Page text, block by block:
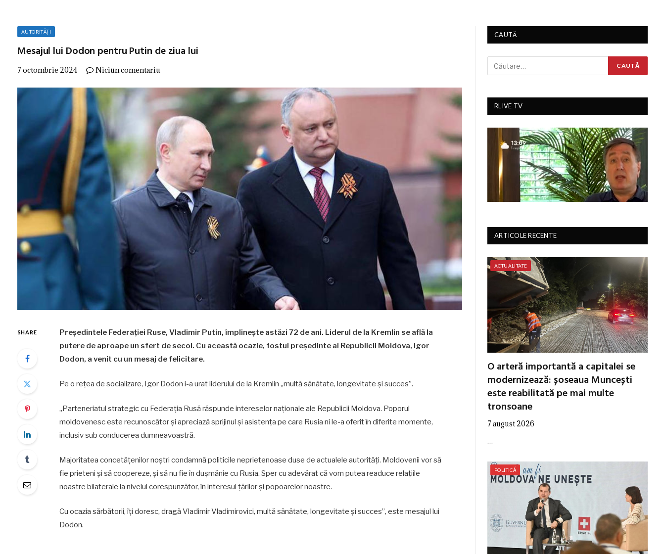
AUTORITĂȚI
Mesajul lui Dodon pentru Putin de ziua lui
7 octombrie 2024 Niciun comentariu
SHARE
Președintele Federației Ruse, Vladimir Putin, împlinește astăzi 72 de ani. Liderul de la Kremlin se află la
putere de aproape un sfert de secol. Cu această ocazie, fostul președinte al Republicii Moldova, Igor
Dodon, a venit cu un mesaj de felicitare.
Pe o rețea de socializare, Igor Dodon i-a urat liderului de la Kremlin „multă sănătate, longevitate și succes”.
„Parteneriatul strategic cu Federația Rusă răspunde intereselor naționale ale Republicii Moldova. Poporul
moldovenesc este recunoscător și apreciază sprijinul și asistența pe care Rusia ni le-a oferit în diferite momente,
inclusiv sub conducerea dumneavoastră.
Majoritatea concetățenilor noștri condamnă politicile neprietenoase duse de actualele autorități. Moldovenii vor să
fie prieteni și să coopereze, și să nu fie în dușmănie cu Rusia. Sper cu adevărat că vom putea readuce relațiile
noastre bilaterale la nivelul corespunzător, în interesul țărilor și popoarelor noastre.
Cu ocazia sărbătorii, îți doresc, dragă Vladimir Vladimirovici, multă sănătate, longevitate și succes”, este mesajul lui
Dodon.
CAUTĂ
RLIVE TV
ARTICOLE RECENTE
ACTUALITATE
O arteră importantă a capitalei se
modernizează: șoseaua Muncești
este reabilitată pe mai multe
tronsoane
7 august 2026
…
POLITICĂ